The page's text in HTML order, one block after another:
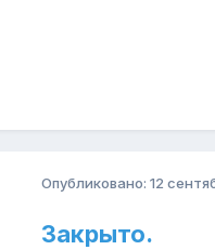
Опубликовано: 12
Закрыто.